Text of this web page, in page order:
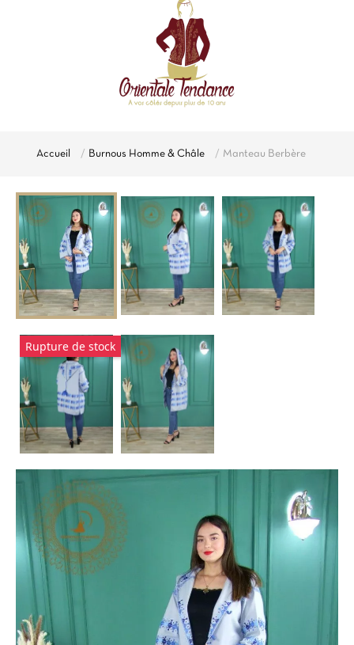
Accueil Burnous Homme & Châle Manteau Berbère
Rupture de stock